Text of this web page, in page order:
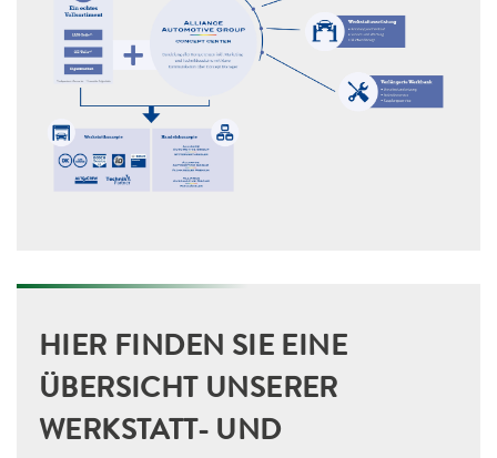
HIER FINDEN SIE EINE
ÜBERSICHT UNSERER
WERKSTATT- UND